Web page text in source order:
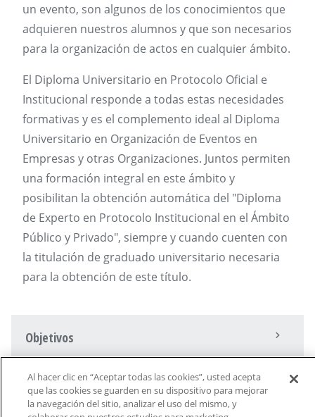
un evento, son algunos de los conocimientos que
adquieren nuestros alumnos y que son necesarios
para la organización de actos en cualquier ámbito.
El Diploma Universitario en Protocolo Oficial e
Institucional responde a todas estas necesidades
formativas y es el complemento ideal al Diploma
Universitario en Organización de Eventos en
Empresas y otras Organizaciones. Juntos permiten
una formación integral en este ámbito y
posibilitan la obtención automática del "Diploma
de Experto en Protocolo Institucional en el Ámbito
Público y Privado", siempre y cuando cuenten con
la titulación de graduado universitario necesaria
para la obtención de este título.
Objetivos
Perfil del estudiante
Al hacer clic en “Aceptar todas las cookies”, usted acepta
que las cookies se guarden en su dispositivo para mejorar
la navegación del sitio, analizar el uso del mismo, y